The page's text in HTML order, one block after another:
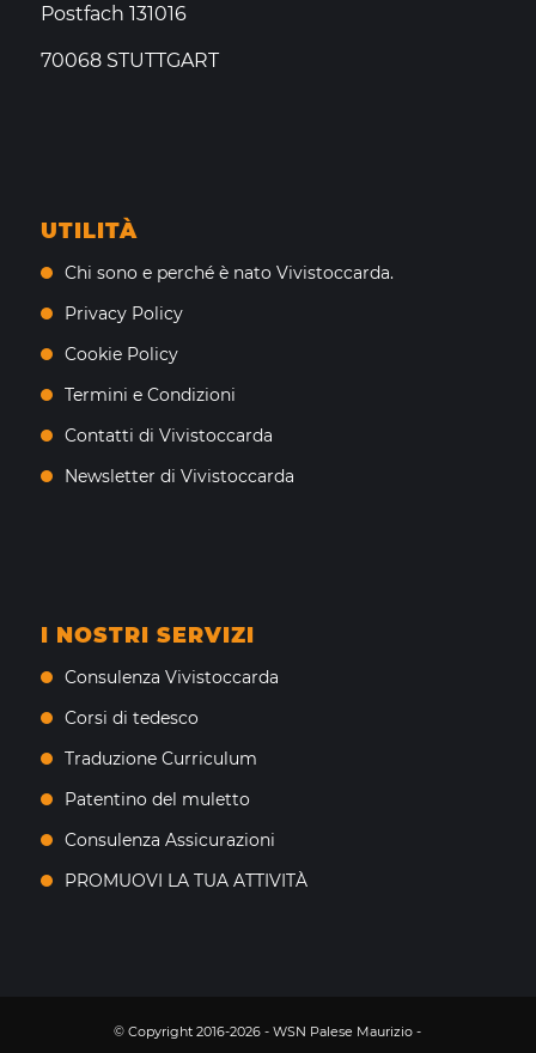
Postfach 131016
70068 STUTTGART
UTILITÀ
Chi sono e perché è nato Vivistoccarda.
Privacy Policy
Cookie Policy
Termini e Condizioni
Contatti di Vivistoccarda
Newsletter di Vivistoccarda
I NOSTRI SERVIZI
Consulenza Vivistoccarda
Corsi di tedesco
Traduzione Curriculum
Patentino del muletto
Consulenza Assicurazioni
PROMUOVI LA TUA ATTIVITÀ
© Copyright 2016-2026 - WSN Palese Maurizio -